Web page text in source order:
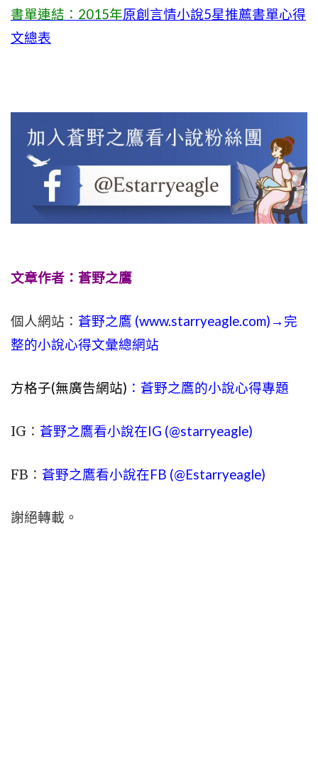
書單連結：2015年原創言情小說5星推薦書單心得
文總表
文章作者：蒼野之鷹
個人網站： 蒼野之鷹 (www.starryeagle.com)→完
整的小說心得文彙總網站
方格子(無廣告網站) ：蒼野之鷹的小說心得專題
IG： 蒼野之鷹看小說在IG (@starryeagle)
FB： 蒼野之鷹看小說在FB (@Estarryeagle)
謝絕轉載。